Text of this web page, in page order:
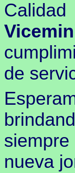
de
nueva